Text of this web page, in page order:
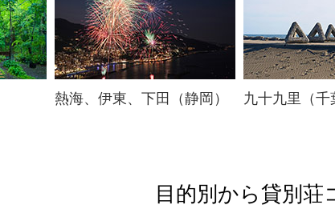
熱海、伊東、下田（静岡） 九十九里（千
目的別から貸別荘